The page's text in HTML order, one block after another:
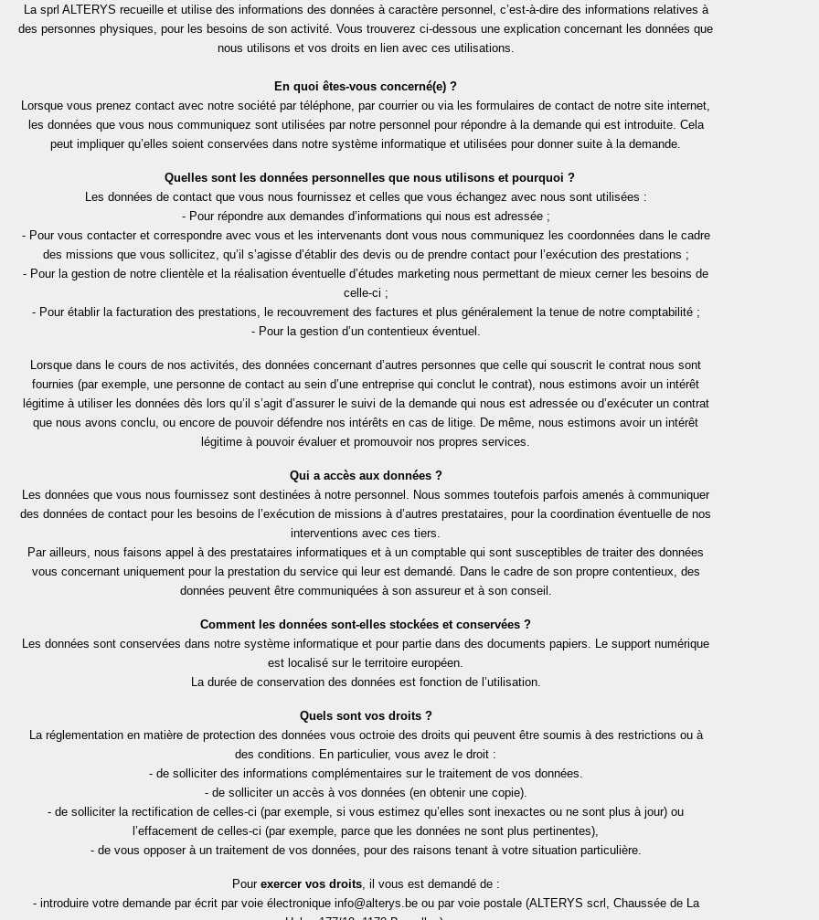
La sprl ALTERYS recueille et utilise des informations des données à caractère personnel, c’est-à-dire des informations relatives à
des personnes physiques, pour les besoins de son activité. Vous trouverez ci-dessous une explication concernant les données que
nous utilisons et vos droits en lien avec ces utilisations.
En quoi êtes-vous concerné(e) ?
Lorsque vous prenez contact avec notre société par téléphone, par courrier ou via les formulaires de contact de notre site internet,
les données que vous nous communiquez sont utilisées par notre personnel pour répondre à la demande qui est introduite. Cela
peut impliquer qu’elles soient conservées dans notre système informatique et utilisées pour donner suite à la demande.
Quelles sont les données personnelles que nous utilisons et pourquoi ?
Les données de contact que vous nous fournissez et celles que vous échangez avec nous sont utilisées :
- Pour répondre aux demandes d’informations qui nous est adressée ;
- Pour vous contacter et correspondre avec vous et les intervenants dont vous nous communiquez les coordonnées dans le cadre
des missions que vous sollicitez, qu’il s’agisse d’établir des devis ou de prendre contact pour l’exécution des prestations ;
- Pour la gestion de notre clientèle et la réalisation éventuelle d’études marketing nous permettant de mieux cerner les besoins de
celle-ci ;
- Pour établir la facturation des prestations, le recouvrement des factures et plus généralement la tenue de notre comptabilité ;
- Pour la gestion d’un contentieux éventuel.
Lorsque dans le cours de nos activités, des données concernant d’autres personnes que celle qui souscrit le contrat nous sont
fournies (par exemple, une personne de contact au sein d’une entreprise qui conclut le contrat), nous estimons avoir un intérêt
légitime à utiliser les données dès lors qu’il s’agit d’assurer le suivi de la demande qui nous est adressée ou d’exécuter un contrat
que nous avons conclu, ou encore de pouvoir défendre nos intérêts en cas de litige. De même, nous estimons avoir un intérêt
légitime à pouvoir évaluer et promouvoir nos propres services.
Qui a accès aux données ?
Les données que vous nous fournissez sont destinées à notre personnel. Nous sommes toutefois parfois amenés à communiquer
des données de contact pour les besoins de l’exécution de missions à d’autres prestataires, pour la coordination éventuelle de nos
interventions avec ces tiers.
Par ailleurs, nous faisons appel à des prestataires informatiques et à un comptable qui sont susceptibles de traiter des données
vous concernant uniquement pour la prestation du service qui leur est demandé. Dans le cadre de son propre contentieux, des
données peuvent être communiquées à son assureur et à son conseil.
Comment les données sont-elles stockées et conservées ?
Les données sont conservées dans notre système informatique et pour partie dans des documents papiers. Le support numérique
est localisé sur le territoire européen.
La durée de conservation des données est fonction de l’utilisation.
Quels sont vos droits ?
La réglementation en matière de protection des données vous octroie des droits qui peuvent être soumis à des restrictions ou à
des conditions. En particulier, vous avez le droit :
- de solliciter des informations complémentaires sur le traitement de vos données.
- de solliciter un accès à vos données (en obtenir une copie).
- de solliciter la rectification de celles-ci (par exemple, si vous estimez qu’elles sont inexactes ou ne sont plus à jour) ou
l’effacement de celles-ci (par exemple, parce que les données ne sont plus pertinentes),
- de vous opposer à un traitement de vos données, pour des raisons tenant à votre situation particulière.
Pour exercer vos droits, il vous est demandé de :
- introduire votre demande par écrit par voie électronique info@alterys.be ou par voie postale (ALTERYS scrl, Chaussée de La